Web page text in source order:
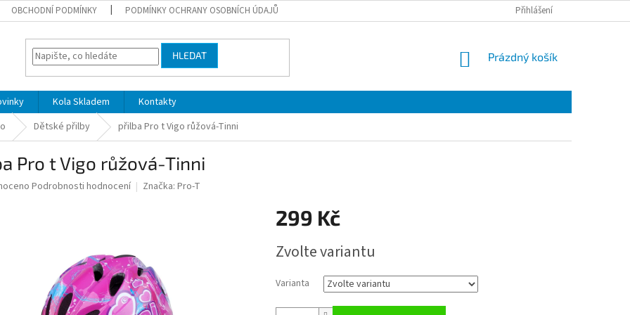
OBCHODNÍ PODMÍNKY PODMÍNKY OCHRANY OSOBNÍCH ÚDAJŮ Přihlášení
HLEDAT
NÁKUPNÍ
Prázdný košík
Kola Skladem
Kontakty
Dětské přilby přilba Pro t Vigo růžová-Tinni
Pro t Vigo růžová-Tinni
Podrobnosti hodnocení Značka: Pro-T
299 Kč
cena:
Zvolte variantu
Varianta